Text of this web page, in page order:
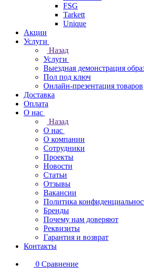
FSG
Tarkett
Unique
Акции
Услуги
Назад
Услуги
Выездная демонстрация
Пол под ключ
Онлайн-презентация товаров
Доставка
Оплата
О нас
Назад
О нас
О компании
Сотрудники
Проекты
Новости
Статьи
Отзывы
Вакансии
Политика
Бренды
Почему нам доверяют
Реквизиты
Гарантия и возврат
Контакты
0 Сравнение